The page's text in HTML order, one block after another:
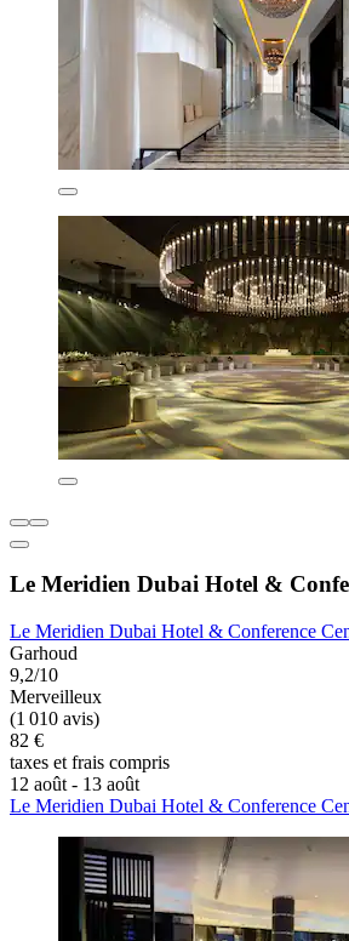
Le Meridien Dubai Hotel &
Le Meridien Dubai Hotel & Conference
Garhoud
9,2/10
Merveilleux
(1 010 avis)
82 €
taxes et frais compris
12 août - 13 août
Le Meridien Dubai Hotel & Conference